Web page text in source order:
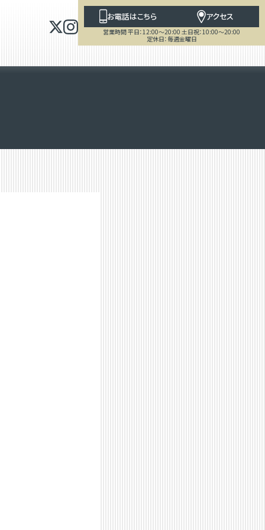
お電話はこちら アクセス
営業時間 平日：12:00～20:00 土日祝：10:00～20:00
定休日：毎週金曜日